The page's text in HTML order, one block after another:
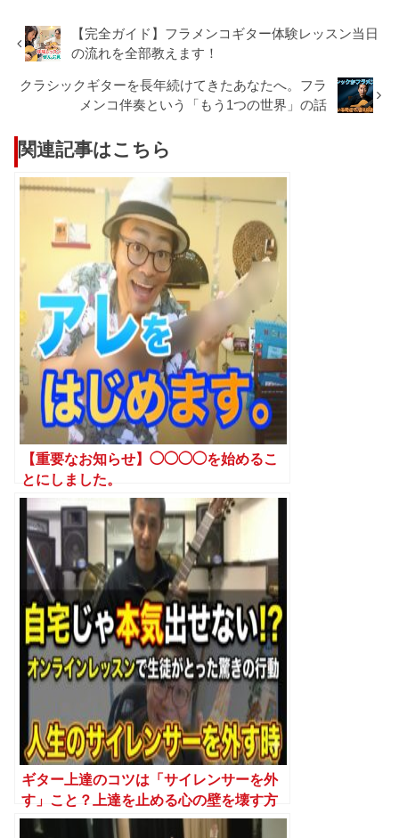
【完全ガイド】フラメンコギター体験レッスン当日
の流れを全部教えます！
クラシックギターを長年続けてきたあなたへ。フラ
メンコ伴奏という「もう1つの世界」の話
関連記事はこちら
【重要なお知らせ】◯◯◯◯を始めるこ
とにしました。
ギター上達のコツは「サイレンサーを外
す」こと？上達を止める心の壁を壊す方
法